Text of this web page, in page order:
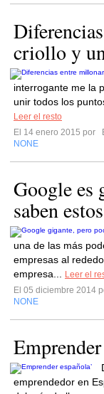
criollo y
interrogante me la
unir todos los
Leer el resto
El 14 enero 2015 por
NONE
Google es
saben
una de las más
empresas al
empresa...
Leer el
El 05 diciembre 2014
NONE
Emprender
emprendedor en